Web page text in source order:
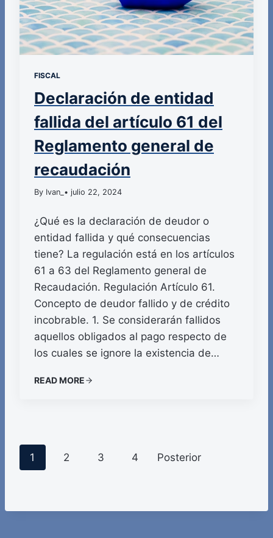
FISCAL
Declaración de entidad
fallida del artículo 61 del
Reglamento general de
recaudación
By Ivan_ • julio 22, 2024
¿Qué es la declaración de deudor o
entidad fallida y qué consecuencias
tiene? La regulación está en los artículos
61 a 63 del Reglamento general de
Recaudación. Regulación Artículo 61.
Concepto de deudor fallido y de crédito
incobrable. 1. Se considerarán fallidos
aquellos obligados al pago respecto de
los cuales se ignore la existencia de…
READ MORE
s
1 2 3 4 Posterior